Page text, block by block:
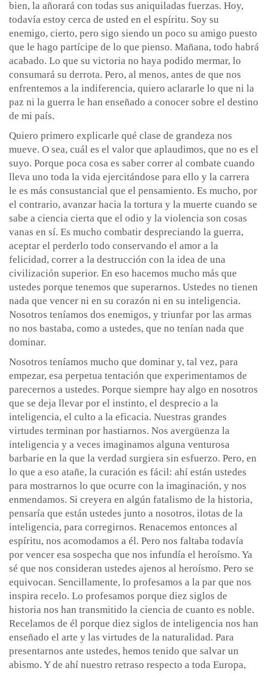
bien, la añorará con todas sus aniquiladas fuerzas. Hoy,
todavía estoy cerca de usted en el espíritu. Soy su
enemigo, cierto, pero sigo siendo un poco su amigo puesto
que le hago partícipe de lo que pienso. Mañana, todo habrá
acabado. Lo que su victoria no haya podido mermar, lo
consumará su derrota. Pero, al menos, antes de que nos
enfrentemos a la indiferencia, quiero aclararle lo que ni la
paz ni la guerra le han enseñado a conocer sobre el destino
de mi país.
Quiero primero explicarle qué clase de grandeza nos
mueve. O sea, cuál es el valor que aplaudimos, que no es el
suyo. Porque poca cosa es saber correr al combate cuando
lleva uno toda la vida ejercitándose para ello y la carrera
le es más consustancial que el pensamiento. Es mucho, por
el contrario, avanzar hacia la tortura y la muerte cuando se
sabe a ciencia cierta que el odio y la violencia son cosas
vanas en sí. Es mucho combatir despreciando la guerra,
aceptar el perderlo todo conservando el amor a la
felicidad, correr a la destrucción con la idea de una
civilización superior. En eso hacemos mucho más que
ustedes porque tenemos que superarnos. Ustedes no tienen
nada que vencer ni en su corazón ni en su inteligencia.
Nosotros teníamos dos enemigos, y triunfar por las armas
no nos bastaba, como a ustedes, que no tenían nada que
dominar.
Nosotros teníamos mucho que dominar y, tal vez, para
empezar, esa perpetua tentación que experimentamos de
parecernos a ustedes. Porque siempre hay algo en nosotros
que se deja llevar por el instinto, el desprecio a la
inteligencia, el culto a la eficacia. Nuestras grandes
virtudes terminan por hastiarnos. Nos avergüenza la
inteligencia y a veces imaginamos alguna venturosa
barbarie en la que la verdad surgiera sin esfuerzo. Pero, en
lo que a eso atañe, la curación es fácil: ahí están ustedes
para mostrarnos lo que ocurre con la imaginación, y nos
enmendamos. Si creyera en algún fatalismo de la historia,
pensaría que están ustedes junto a nosotros, ilotas de la
inteligencia, para corregirnos. Renacemos entonces al
espíritu, nos acomodamos a él. Pero nos faltaba todavía
por vencer esa sospecha que nos infundía el heroísmo. Ya
sé que nos consideran ustedes ajenos al heroísmo. Pero se
equivocan. Sencillamente, lo profesamos a la par que nos
inspira recelo. Lo profesamos porque diez siglos de
historia nos han transmitido la ciencia de cuanto es noble.
Recelamos de él porque diez siglos de inteligencia nos han
enseñado el arte y las virtudes de la naturalidad. Para
presentarnos ante ustedes, hemos tenido que salvar un
abismo. Y de ahí nuestro retraso respecto a toda Europa,